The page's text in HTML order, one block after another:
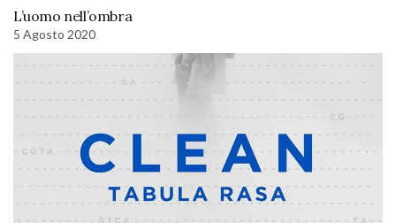
L’uomo nell’ombra
5 Agosto 2020